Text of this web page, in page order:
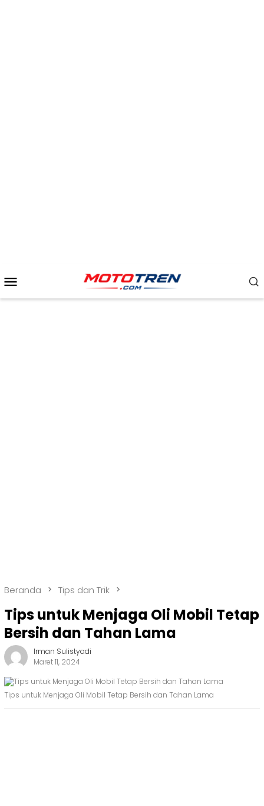
Mobile
Beranda Tips dan Trik
Tips untuk Menjaga Oli Mobil Tetap
Bersih dan Tahan Lama
Irman Sulistyadi
Maret 11, 2024
Tips untuk Menjaga Oli Mobil Tetap Bersih dan Tahan Lama